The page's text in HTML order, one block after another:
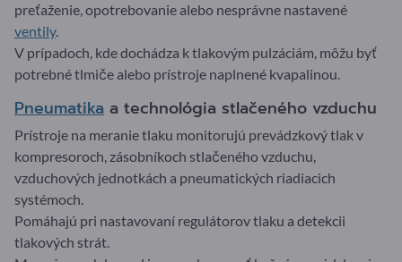
preťaženie, opotrebovanie alebo nesprávne nastavené
ventily.
V prípadoch, kde dochádza k tlakovým pulzáciám, môžu byť
potrebné tlmiče alebo prístroje naplnené kvapalinou.
Pneumatika a technológia stlačeného vzduchu
Prístroje na meranie tlaku monitorujú prevádzkový tlak v
kompresoroch, zásobníkoch stlačeného vzduchu,
vzduchových jednotkách a pneumatických riadiacich
systémoch.
Pomáhajú pri nastavovaní regulátorov tlaku a detekcii
tlakových strát.